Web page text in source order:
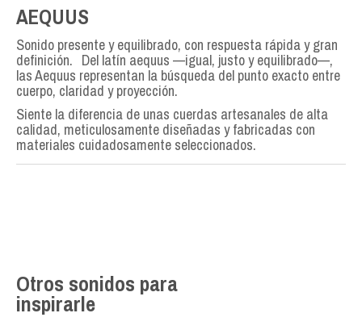
AEQUUS
Sonido presente y equilibrado, con respuesta rápida y gran
definición. Del latín aequus —igual, justo y equilibrado—,
las Aequus representan la búsqueda del punto exacto entre
cuerpo, claridad y proyección.
Siente la diferencia de unas cuerdas artesanales de alta
calidad, meticulosamente diseñadas y fabricadas con
materiales cuidadosamente seleccionados.
Otros sonidos para
inspirarle